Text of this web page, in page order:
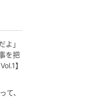
よ」
を把
】
て、